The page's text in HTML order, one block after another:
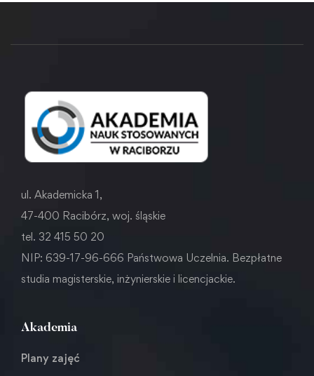
ul. Akademicka 1,
47-400 Racibórz, woj. śląskie
tel. 32 415 50 20
NIP: 639-17-96-666 Państwowa Uczelnia. Bezpłatne
studia magisterskie, inżynierskie i licencjackie.
Akademia
Plany zajęć